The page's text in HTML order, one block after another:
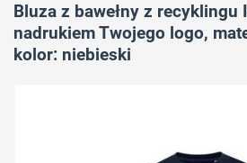
Bluza z bawełny z recyklingu
nadrukiem Twojego logo,
kolor: niebieski